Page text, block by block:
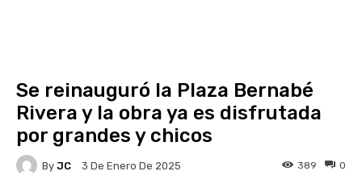
Se reinauguró la Plaza Bernabé
Rivera y la obra ya es disfrutada
por grandes y chicos
By JC 3 De Enero De 2025 0
389